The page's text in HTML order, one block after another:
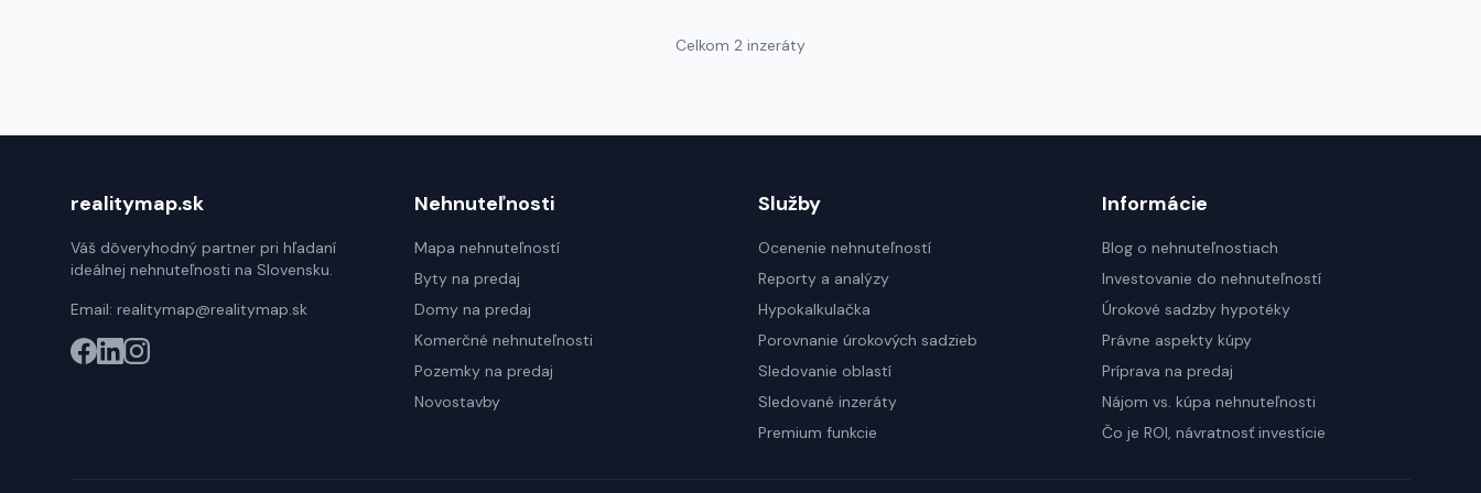
Celkom 2 inzeráty
realitymap.sk
Váš dôveryhodný partner pri hľadaní
ideálnej nehnuteľnosti na Slovensku.
Email: realitymap@realitymap.sk
Nehnuteľnosti
Mapa nehnuteľností
Byty na predaj
Domy na predaj
Komerčné nehnuteľnosti
Pozemky na predaj
Novostavby
Služby
Ocenenie nehnuteľností
Reporty a analýzy
Hypokalkulačka
Porovnanie úrokových sadzieb
Sledovanie oblastí
Sledované inzeráty
Premium funkcie
Informácie
Blog o nehnuteľnostiach
Investovanie do nehnuteľností
Úrokové sadzby hypotéky
Právne aspekty kúpy
Príprava na predaj
Nájom vs. kúpa nehnuteľnosti
Čo je ROI, návratnosť investície